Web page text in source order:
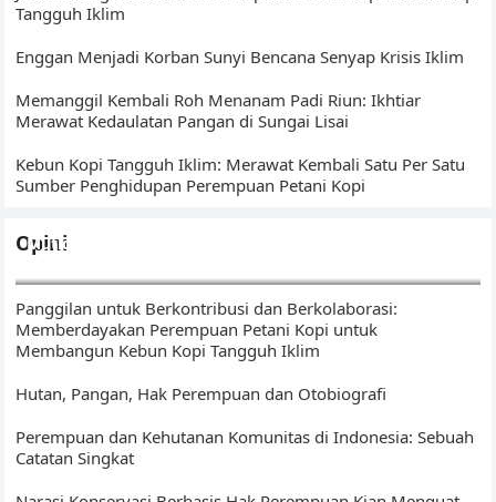
Tangguh Iklim
Enggan Menjadi Korban Sunyi Bencana Senyap Krisis Iklim
Memanggil Kembali Roh Menanam Padi Riun: Ikhtiar
Merawat Kedaulatan Pangan di Sungai Lisai
Kebun Kopi Tangguh Iklim: Merawat Kembali Satu Per Satu
Sumber Penghidupan Perempuan Petani Kopi
Opini
Mutigh Kawo(e): Dari Bengkulu, Membangun Narasi Kopi
Panggilan untuk Berkontribusi dan Berkolaborasi:
Memberdayakan Perempuan Petani Kopi untuk
Membangun Kebun Kopi Tangguh Iklim
Hutan, Pangan, Hak Perempuan dan Otobiografi
Perempuan dan Kehutanan Komunitas di Indonesia: Sebuah
Catatan Singkat